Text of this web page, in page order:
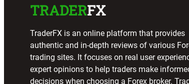
TRADERFX
TraderFX is an online platform that provides
authentic and in-depth reviews of various
trading sites. It focuses on real user
expert opinions to help traders make
decisions when choosing a Forex broker.